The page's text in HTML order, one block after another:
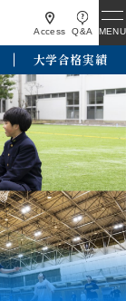
Access Q&A MENU
大学合格実績